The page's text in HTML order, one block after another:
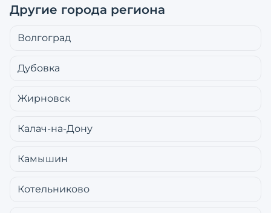
Другие города региона
Волгоград
Дубовка
Жирновск
Калач-на-Дону
Камышин
Котельниково